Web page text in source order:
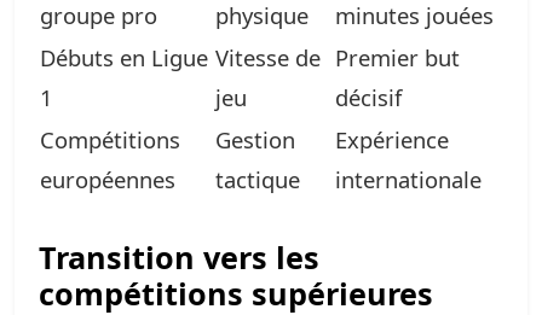
groupe pro
physique
minutes jouées
Débuts en Ligue
1
Vitesse de
jeu
Premier but
décisif
Compétitions
européennes
Gestion
tactique
Expérience
internationale
Transition vers les
compétitions supérieures